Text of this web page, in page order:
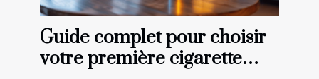
Guide complet pour choisir
votre première cigarette